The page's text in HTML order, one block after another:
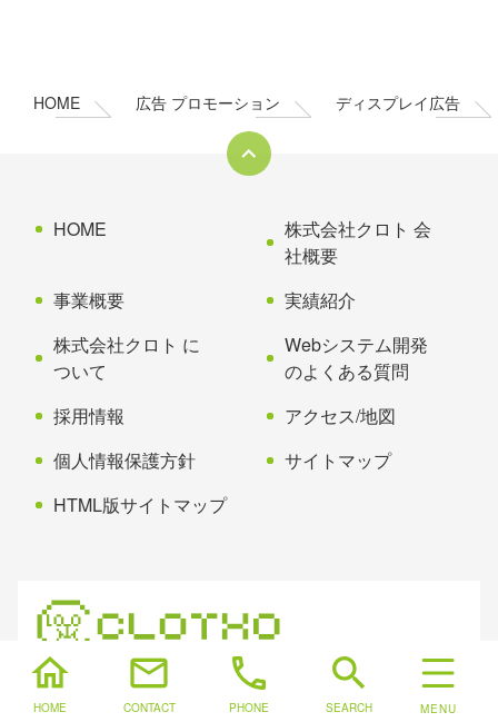
HOME 広告 プロモーション ディスプレイ広告
〒106-0047 東京都港区南麻布2-8-21
HOME
株式会社クロト 会
社概要
事業概要
実績紹介
株式会社クロト に
ついて
Webシステム開発
のよくある質問
採用情報
アクセス/地図
個人情報保護方針
サイトマップ
HTML版サイトマップ
home
HOME
mail
CONTACT
phone
PHONE
search
SEARCH